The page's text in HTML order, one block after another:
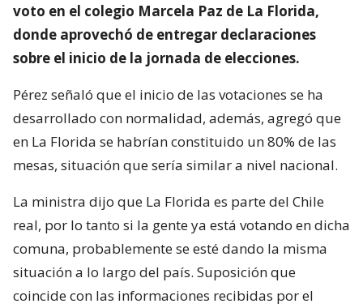
voto en el colegio Marcela Paz de La Florida,
donde aprovechó de entregar declaraciones
sobre el inicio de la jornada de elecciones.
Pérez señaló que el inicio de las votaciones se ha
desarrollado con normalidad, además, agregó que
en La Florida se habrían constituido un 80% de las
mesas, situación que sería similar a nivel nacional.
La ministra dijo que La Florida es parte del Chile
real, por lo tanto si la gente ya está votando en dicha
comuna, probablemente se esté dando la misma
situación a lo largo del país. Suposición que
coincide con las informaciones recibidas por el